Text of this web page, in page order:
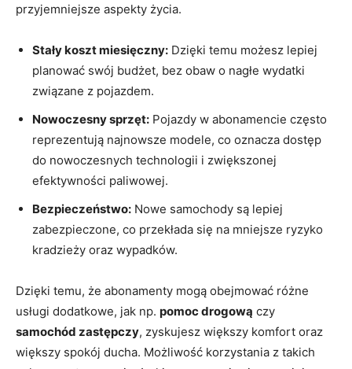
przyjemniejsze aspekty życia.
Stały koszt miesięczny: ⁢Dzięki temu możesz lepiej
planować swój budżet, bez ⁣obaw o nagłe wydatki
związane‍ z pojazdem.
Nowoczesny sprzęt: Pojazdy w abonamencie często
reprezentują​ najnowsze modele, co oznacza‍ dostęp
⁣do nowoczesnych technologii i zwiększonej
efektywności paliwowej.
Bezpieczeństwo: Nowe⁤ samochody są lepiej
zabezpieczone, co przekłada się na mniejsze ⁤ryzyko
kradzieży oraz wypadków.
Dzięki‍ temu, że abonamenty mogą ⁢obejmować różne
usługi⁣ dodatkowe, jak np. pomoc drogową czy
samochód zastępczy, zyskujesz większy komfort oraz⁣
większy spokój⁢ ducha. Możliwość korzystania z takich